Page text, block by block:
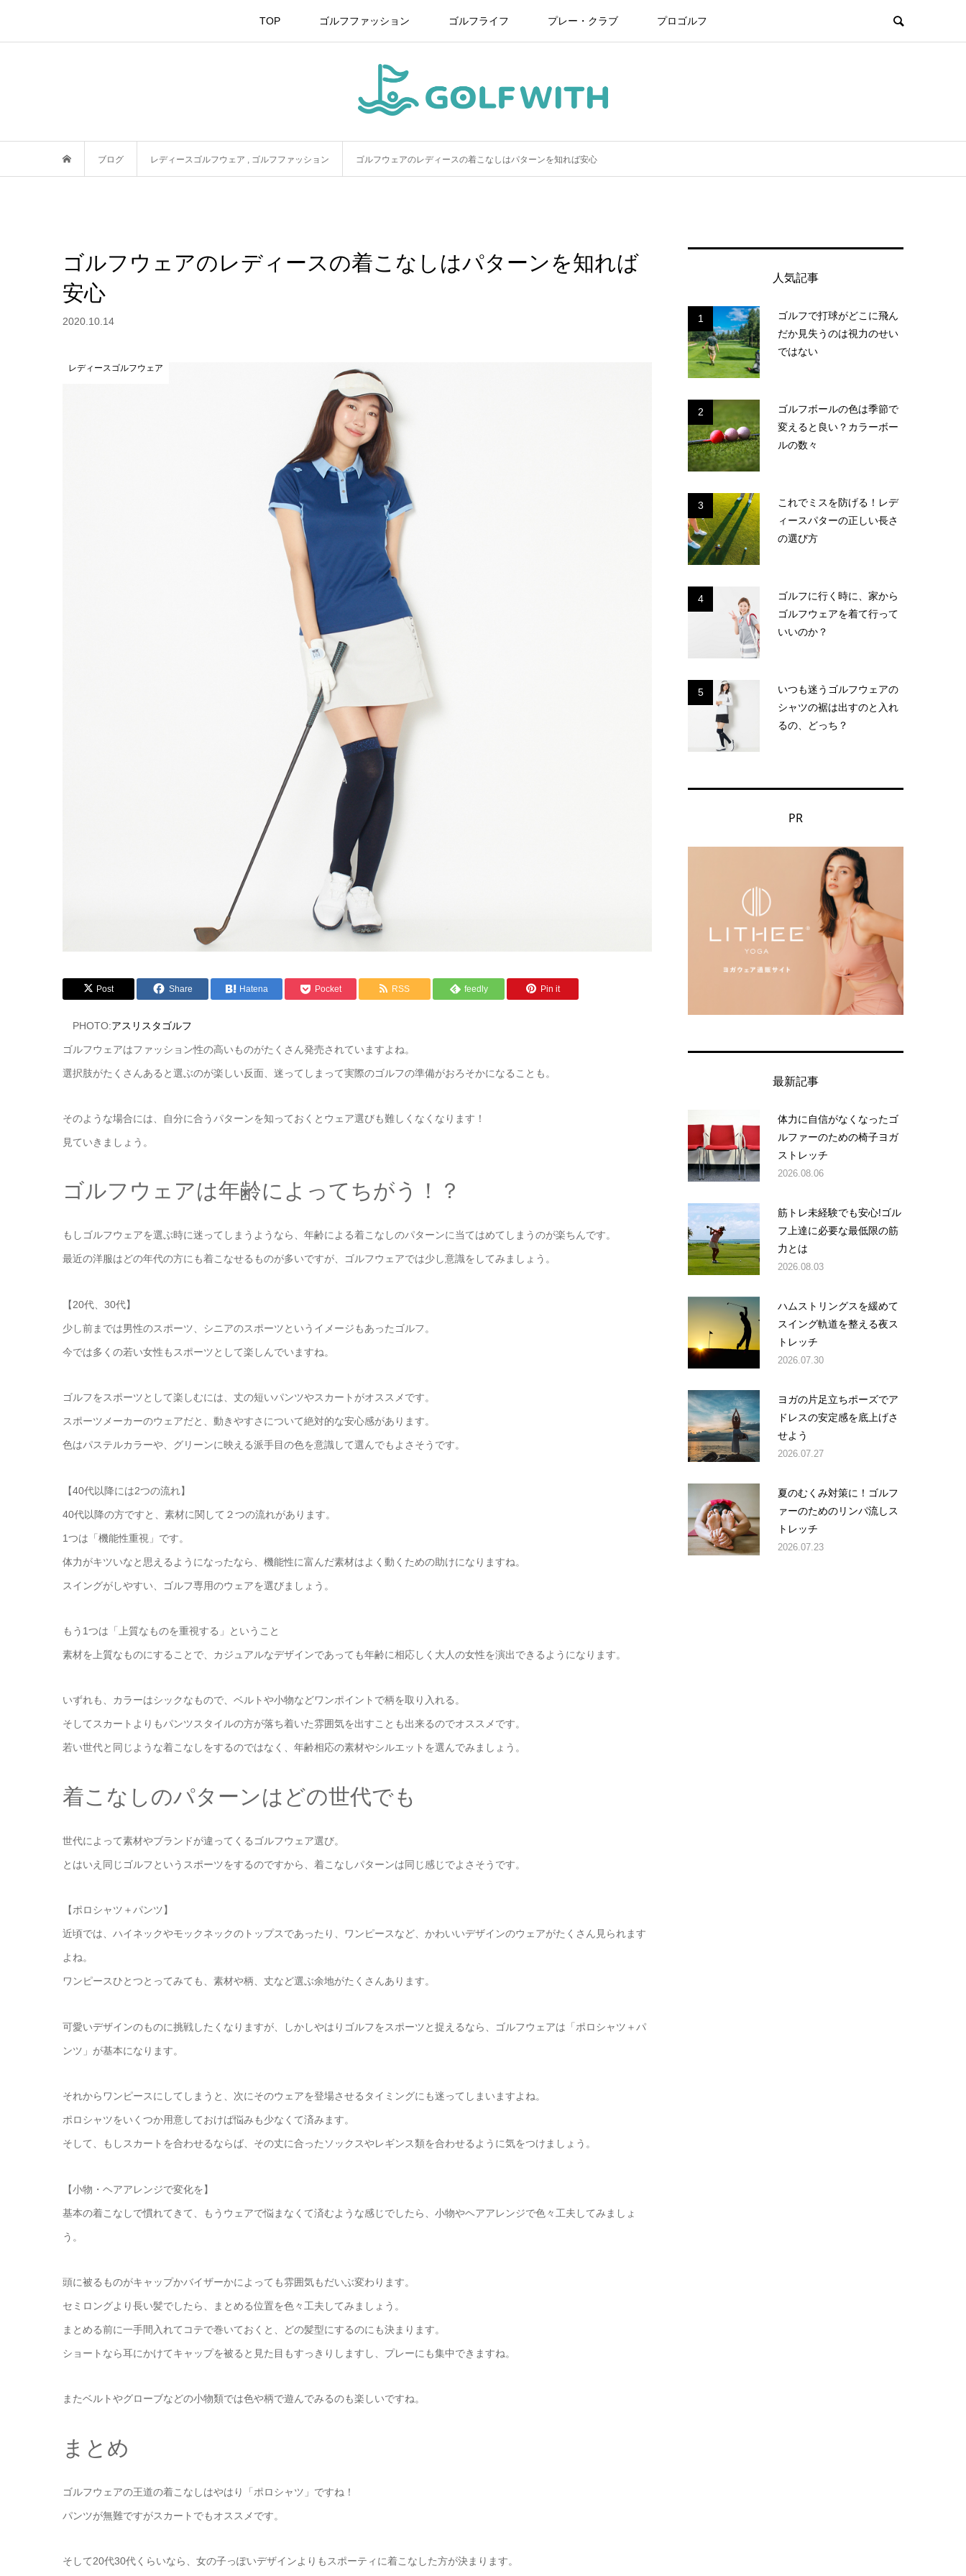
TOP ゴルフファッション ゴルフライフ プレー・クラブ プロゴルフ
ブログ レディースゴルフウェア ゴルフファッション ゴルフウェアのレディースの着こなしはパターンを知れば安心
ゴルフウェアのレディースの着こなしはパターンを知れば
安心
2020.10.14
レディースゴルフウェア
Post Share Hatena Pocket RSS feedly Pin it
PHOTO:アスリスタゴルフ
ゴルフウェアはファッション性の高いものがたくさん発売されていますよね。
選択肢がたくさんあると選ぶのが楽しい反面、迷ってしまって実際のゴルフの準備がおろそかになることも。
そのような場合には、自分に合うパターンを知っておくとウェア選びも難しくなくなります！
見ていきましょう。
ゴルフウェアは年齢によってちがう！？
もしゴルフウェアを選ぶ時に迷ってしまうようなら、年齢による着こなしのパターンに当てはめてしまうのが楽ちんです。
最近の洋服はどの年代の方にも着こなせるものが多いですが、ゴルフウェアでは少し意識をしてみましょう。
【20代、30代】
少し前までは男性のスポーツ、シニアのスポーツというイメージもあったゴルフ。
今では多くの若い女性もスポーツとして楽しんでいますね。
ゴルフをスポーツとして楽しむには、丈の短いパンツやスカートがオススメです。
スポーツメーカーのウェアだと、動きやすさについて絶対的な安心感があります。
色はパステルカラーや、グリーンに映える派手目の色を意識して選んでもよさそうです。
【40代以降には2つの流れ】
40代以降の方ですと、素材に関して２つの流れがあります。
1つは「機能性重視」です。
体力がキツいなと思えるようになったなら、機能性に富んだ素材はよく動くための助けになりますね。
スイングがしやすい、ゴルフ専用のウェアを選びましょう。
もう1つは「上質なものを重視する」ということ
素材を上質なものにすることで、カジュアルなデザインであっても年齢に相応しく大人の女性を演出できるようになります。
いずれも、カラーはシックなもので、ベルトや小物などワンポイントで柄を取り入れる。
そしてスカートよりもパンツスタイルの方が落ち着いた雰囲気を出すことも出来るのでオススメです。
若い世代と同じような着こなしをするのではなく、年齢相応の素材やシルエットを選んでみましょう。
着こなしのパターンはどの世代でも
世代によって素材やブランドが違ってくるゴルフウェア選び。
とはいえ同じゴルフというスポーツをするのですから、着こなしパターンは同じ感じでよさそうです。
【ポロシャツ＋パンツ】
近頃では、ハイネックやモックネックのトップスであったり、ワンピースなど、かわいいデザインのウェアがたくさん見られます
よね。
ワンピースひとつとってみても、素材や柄、丈など選ぶ余地がたくさんあります。
可愛いデザインのものに挑戦したくなりますが、しかしやはりゴルフをスポーツと捉えるなら、ゴルフウェアは「ポロシャツ＋パ
ンツ」が基本になります。
それからワンピースにしてしまうと、次にそのウェアを登場させるタイミングにも迷ってしまいますよね。
ポロシャツをいくつか用意しておけば悩みも少なくて済みます。
そして、もしスカートを合わせるならば、その丈に合ったソックスやレギンス類を合わせるように気をつけましょう。
【小物・ヘアアレンジで変化を】
基本の着こなしで慣れてきて、もうウェアで悩まなくて済むような感じでしたら、小物やヘアアレンジで色々工夫してみましょ
う。
頭に被るものがキャップかバイザーかによっても雰囲気もだいぶ変わります。
セミロングより長い髪でしたら、まとめる位置を色々工夫してみましょう。
まとめる前に一手間入れてコテで巻いておくと、どの髪型にするのにも決まります。
ショートなら耳にかけてキャップを被ると見た目もすっきりしますし、プレーにも集中できますね。
またベルトやグローブなどの小物類では色や柄で遊んでみるのも楽しいですね。
まとめ
ゴルフウェアの王道の着こなしはやはり「ポロシャツ」ですね！
パンツが無難ですがスカートでもオススメです。
そして20代30代くらいなら、女の子っぽいデザインよりもスポーティに着こなした方が決まります。
人気記事
1
ゴルフで打球がどこに飛ん
だか見失うのは視力のせい
ではない
2
ゴルフボールの色は季節で
変えると良い？カラーボー
ルの数々
3
これでミスを防げる！レデ
ィースパターの正しい長さ
の選び方
4
ゴルフに行く時に、家から
ゴルフウェアを着て行って
いいのか？
5
いつも迷うゴルフウェアの
シャツの裾は出すのと入れ
るの、どっち？
PR
最新記事
体力に自信がなくなったゴ
ルファーのための椅子ヨガ
ストレッチ
2026.08.06
筋トレ未経験でも安心!ゴル
フ上達に必要な最低限の筋
力とは
2026.08.03
ハムストリングスを緩めて
スイング軌道を整える夜ス
トレッチ
2026.07.30
ヨガの片足立ちポーズでア
ドレスの安定感を底上げさ
せよう
2026.07.27
夏のむくみ対策に！ゴルフ
ァーのためのリンパ流しス
トレッチ
2026.07.23